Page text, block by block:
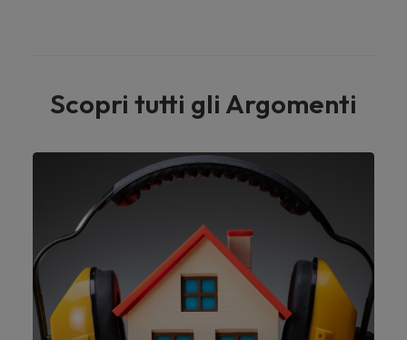
Scopri tutti gli Argomenti